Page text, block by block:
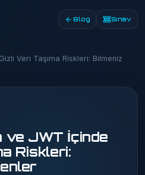
Blog Sınav
Veri Taşıma Riskleri: Bilmeniz
ve JWT İçinde
Riskleri: